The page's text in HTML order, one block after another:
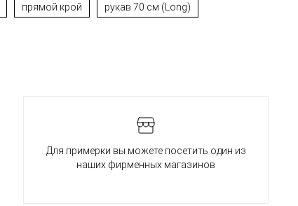
прямой крой рукав 70 см (Long)
Для примерки вы можете посетить один из
наших фирменных магазинов